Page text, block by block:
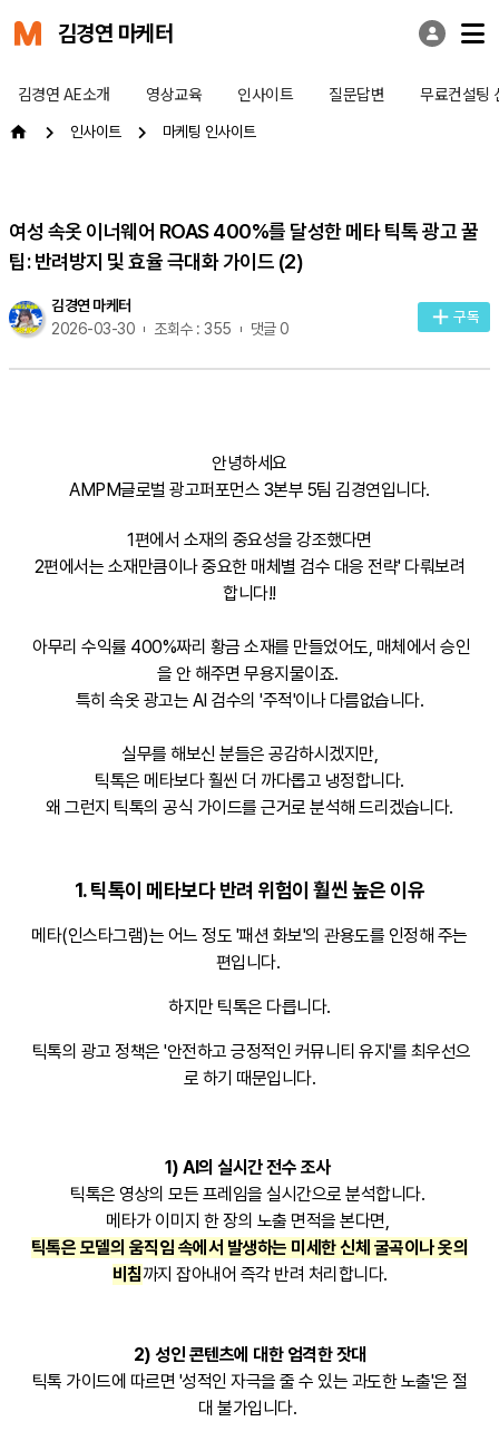
김경연 마케터
김경연 AE소개 영상교육 인사이트 질문답변 무료컨설팅
인사이트 마케팅 인사이트
여성 속옷 이너웨어 ROAS 400%를 달성한 메타 틱톡 광고 꿀
팁: 반려방지 및 효율 극대화 가이드 (2)
김경연 마케터
2026-03-30
조회수 : 355 댓글 0
구독
안녕하세요
AMPM글로벌 광고퍼포먼스 3본부 5팀 김경연입니다.
1편에서 소재의 중요성을 강조했다면
2편에서는 소재만큼이나 중요한 매체별 검수 대응 전략' 다뤄보려
합니다!!
아무리 수익률 400%짜리 황금 소재를 만들었어도, 매체에서 승인
을 안 해주면 무용지물이죠.
특히 속옷 광고는 AI 검수의 '주적'이나 다름없습니다.
실무를 해보신 분들은 공감하시겠지만,
틱톡은 메타보다 훨씬 더 까다롭고 냉정합니다.
왜 그런지 틱톡의 공식 가이드를 근거로 분석해 드리겠습니다.
1. 틱톡이 메타보다 반려 위험이 훨씬 높은 이유
메타(인스타그램)는 어느 정도 '패션 화보'의 관용도를 인정해 주는
편입니다.
하지만 틱톡은 다릅니다.
틱톡의 광고 정책은 '안전하고 긍정적인 커뮤니티 유지'를 최우선으
로 하기 때문입니다.
1) AI의 실시간 전수 조사
틱톡은 영상의 모든 프레임을 실시간으로 분석합니다.
메타가 이미지 한 장의 노출 면적을 본다면,
틱톡은 모델의 움직임 속에서 발생하는 미세한 신체 굴곡이나 옷의
비침까지 잡아내어 즉각 반려 처리합니다.
2) 성인 콘텐츠에 대한 엄격한 잣대
틱톡 가이드에 따르면 '성적인 자극을 줄 수 있는 과도한 노출'은 절
대 불가입니다.